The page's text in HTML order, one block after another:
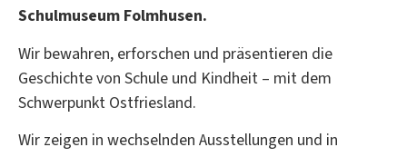
Schulmuseum Folmhusen.
Wir bewahren, erforschen und präsentieren die
Geschichte von Schule und Kindheit – mit dem
Schwerpunkt Ostfriesland.
Wir zeigen in wechselnden Ausstellungen und in